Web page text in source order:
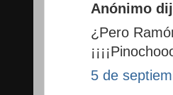
Anónimo
¿Pero
5 de